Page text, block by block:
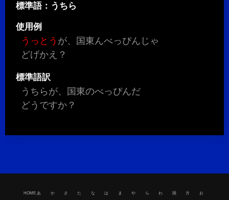
標準語：うちら
使用例
うっとう が、国東んべっぴんじゃ
どげかえ？
標準語訳
うちらが、国東のべっぴんだ
どうですか？
HOME あ か さ た な は ま や ら わ 国 方 お